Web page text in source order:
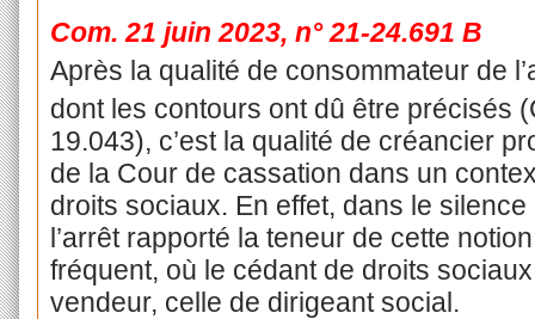
Com. 21 juin 2023, n° 21-24.691 B
Après la qualité de consommateur de
dont les contours ont dû être précisés
19.043), c’est la qualité de créancier
de la Cour de cassation dans un
droits sociaux. En effet, dans le
l’arrêt rapporté la teneur de cette
fréquent, où le cédant de droits
vendeur, celle de dirigeant social.